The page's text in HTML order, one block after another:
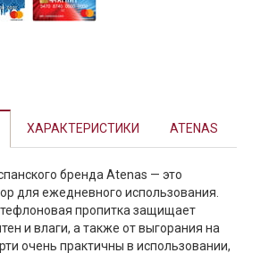
ХАРАКТЕРИСТИКИ ATENAS
бренда Atenas — это
для ежедневного использования.
пропитка защищает
и влаги, а также от выгорания на
очень практичны в использовании,